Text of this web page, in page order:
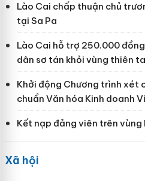
Lào Cai chấp thuận chủ
tại Sa Pa
Lào Cai hỗ trợ 250.000
dân sơ tán khỏi vùng thiên
Khởi động Chương trình xét
chuẩn Văn hóa Kinh doanh
Kết nạp đảng viên trên vùng
Xã hội